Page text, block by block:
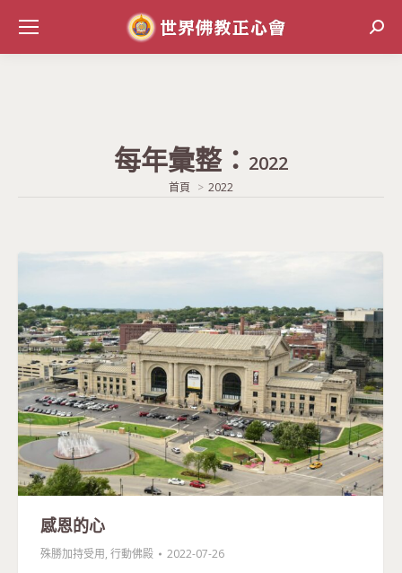
每年彙整： 2022
當前位置:
首頁 2022
感恩的心
殊勝加持受用, 行動佛殿 2022-07-26